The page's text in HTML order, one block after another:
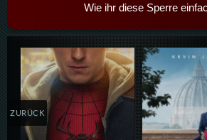
Wie ihr diese Sperre
Details,Play
ZURÜCK